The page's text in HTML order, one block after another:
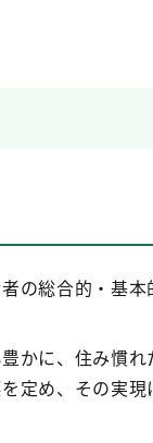
の総合的・基本
かに、住み慣れ
定め、その実現